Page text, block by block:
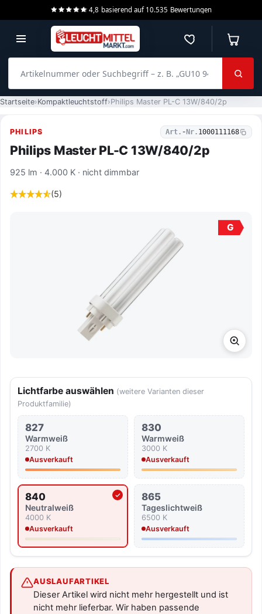
4,8 basierend auf 10.535 Bewertungen
Merkzettel
Startseite Kompaktleuchtstoff Philips Master PL-C 13W/840/2p
PHILIPS Art.-Nr. 1000111168
Philips Master PL-C 13W/840/2p
925 lm · 4.000 K · nicht dimmbar
(5)
G
Lichtfarbe auswählen (weitere Varianten dieser
Produktfamilie)
827
Warmweiß
2700 K
Ausverkauft
830
Warmweiß
3000 K
Ausverkauft
840
Neutralweiß
4000 K
Ausverkauft
Aktuell ausgewählte Lichtfarbe
865
Tageslicht­weiß
6500 K
Ausverkauft
AUSLAUFARTIKEL
Dieser Artikel wird nicht mehr hergestellt und ist
nicht mehr lieferbar. Wir haben passende